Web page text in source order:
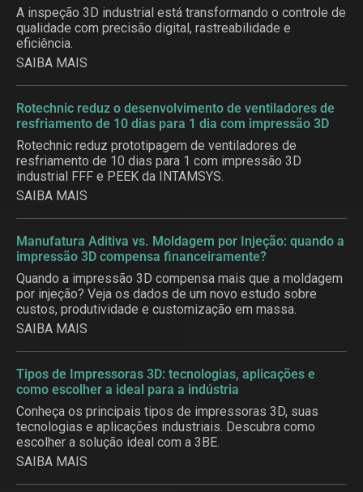
A inspeção 3D industrial está transformando o controle de
qualidade com precisão digital, rastreabilidade e
eficiência.
SAIBA MAIS
Rotechnic reduz o desenvolvimento de ventiladores de
resfriamento de 10 dias para 1 dia com impressão 3D
Rotechnic reduz prototipagem de ventiladores de
resfriamento de 10 dias para 1 com impressão 3D
industrial FFF e PEEK da INTAMSYS.
SAIBA MAIS
Manufatura Aditiva vs. Moldagem por Injeção: quando a
impressão 3D compensa financeiramente?
Quando a impressão 3D compensa mais que a moldagem
por injeção? Veja os dados de um novo estudo sobre
custos, produtividade e customização em massa.
SAIBA MAIS
Tipos de Impressoras 3D: tecnologias, aplicações e
como escolher a ideal para a indústria
Conheça os principais tipos de impressoras 3D, suas
tecnologias e aplicações industriais. Descubra como
escolher a solução ideal com a 3BE.
SAIBA MAIS